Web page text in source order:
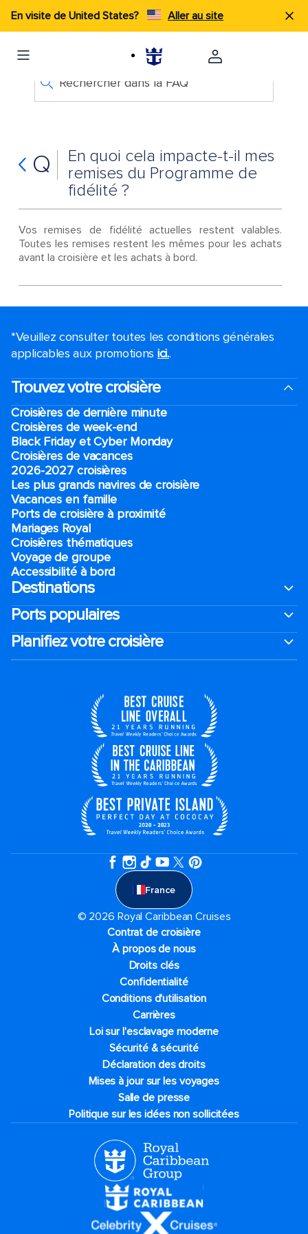
En visite de United States? Aller au site
Rechercher dans la FAQ
Q
En quoi cela impacte-t-il mes
remises du Programme de
fidélité ?
Vos remises de fidélité actuelles restent valables.
Toutes les remises restent les mêmes pour les achats
avant la croisière et les achats à bord.
*Veuillez consulter toutes les conditions générales
applicables aux promotions ici..
Trouvez votre croisière
Croisières de dernière minute
Croisières de week-end
Black Friday et Cyber Monday
Croisières de vacances
2026-2027 croisières
Les plus grands navires de croisière
Vacances en famille
Ports de croisière à proximité
Mariages Royal
Croisières thématiques
Voyage de groupe​
Accessibilité à bord​
Destinations
Ports populaires
Planifiez votre croisière
France
© 2026 Royal Caribbean Cruises
Contrat de croisière
À propos de nous
Droits clés
Confidentialité
Conditions d'utilisation
Carrières
Loi sur l'esclavage moderne
Sécurité & sécurité
Déclaration des droits
Mises à jour sur les voyages
Salle de presse
Politique sur les idées non sollicitées